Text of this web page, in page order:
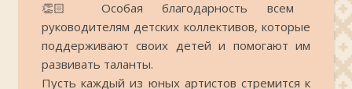
👏🏻 Особая благодарность всем
руководителям детских коллективов, которые
поддерживают своих детей и помогают им
развивать таланты.
Пусть каждый из юных артистов стремится к